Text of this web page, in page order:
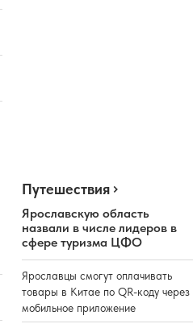
Путешествия
Ярославскую область
назвали в числе лидеров в
сфере туризма ЦФО
Ярославцы смогут оплачивать
товары в Китае по QR-коду через
мобильное приложение